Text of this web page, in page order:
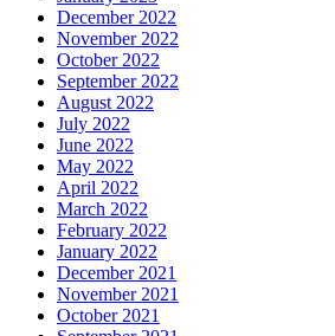
December 2022
November 2022
October 2022
September 2022
August 2022
July 2022
June 2022
May 2022
April 2022
March 2022
February 2022
January 2022
December 2021
November 2021
October 2021